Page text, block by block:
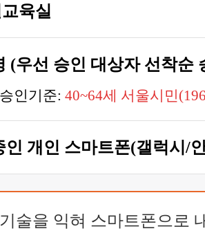
육실
(우선 승인 대상자 선착순
인기준: 40~64세 서울시민
인 개인 스마트폰(갤럭시/
술을 익혀 스마트폰으로